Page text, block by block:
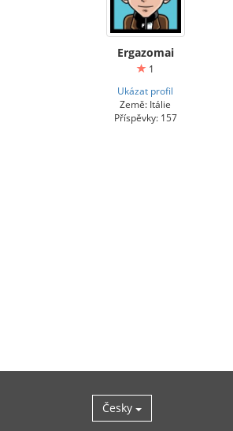
Ergazomai
1
Ukázat profil
Země: Itálie
Příspěvky: 157
Česky